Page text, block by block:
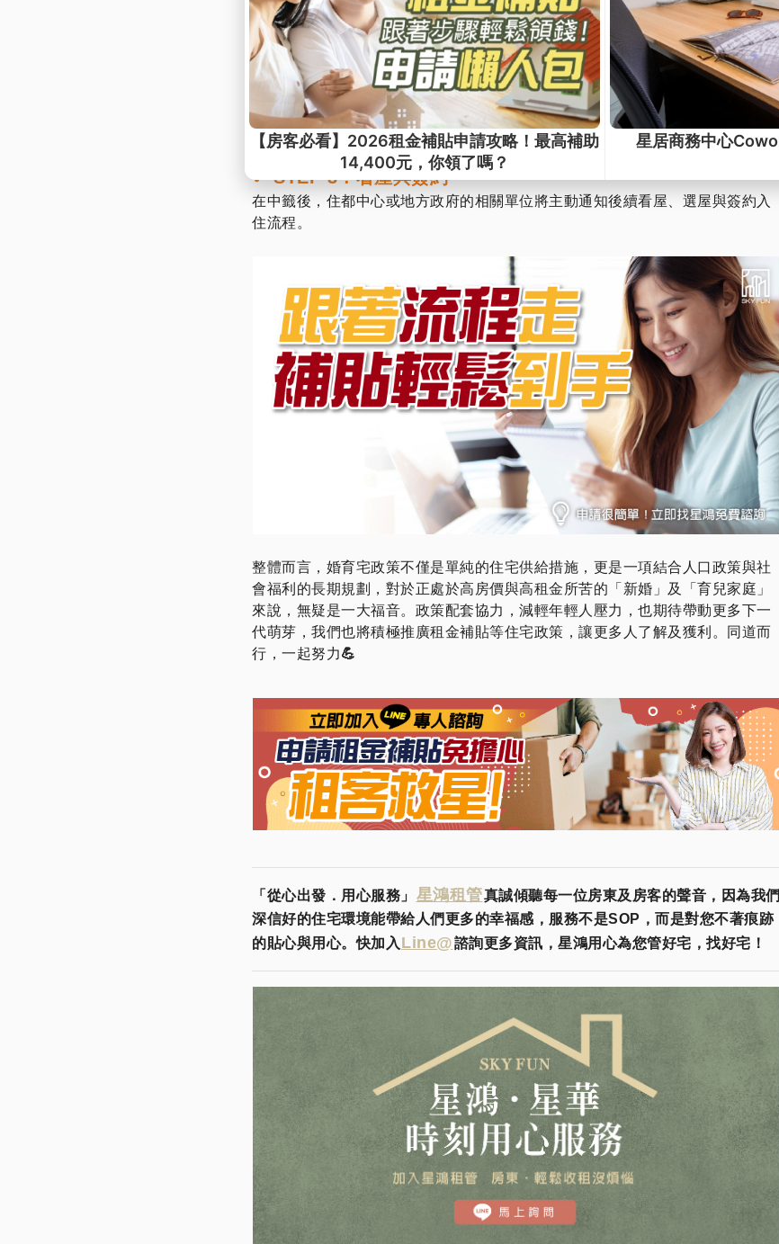
因社會住宅採分批完工、陸續招租。申請人可透過過全國社會住宅招租總覽或
國家住都中心《安居 • 好室》招租網查詢最新資訊與公告。
✔ STEP 2 : 線上或實體登記抽籤
當有適合的社宅建案開放招租時，請依該建案公告指示，於指定平台進行線上填
表，或下載該建案專屬紙本申請書郵寄辦理，以便登記參與抽籤。
✔ STEP 3 : 看屋與簽約
在中籤後，住都中心或地方政府的相關單位將主動通知後續看屋、選屋與簽約入
住流程。
整體而言，婚育宅政策不僅是單純的住宅供給措施，更是一項結合人口政策與社
會福利的長期規劃，對於正處於高房價與高租金所苦的「新婚」及「育兒家庭」
來說，無疑是一大福音。政策配套協力，減輕年輕人壓力，也期待帶動更多下一
代萌芽，我們也將積極推廣租金補貼等住宅政策，讓更多人了解及獲利。同道而
行，一起努力💪
「從心出發．用心服務」 星鴻租管真誠傾聽每一位房東及房客的聲音，因為我們
深信好的住宅環境能帶給人們更多的幸福感，服務不是SOP，而是對您不著痕跡
的貼心與用心。快加入 Line@諮詢更多資訊，星鴻用心為您管好宅，找好宅！